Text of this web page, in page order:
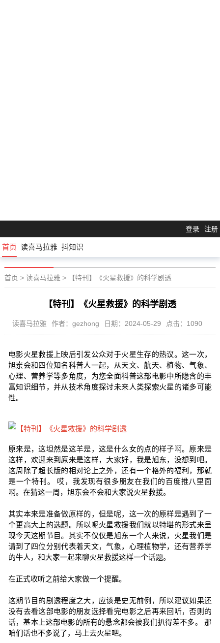
登录 注册
首页 读喜马拉雅 抖知识
首页 > 读喜马拉雅> 【特刊】《火星救援》的科学剧透
【特刊】《火星救援》的科学剧透
读喜马拉雅 作者：gezhong 日期：2024-05-29 点击：1090
电影火星救援上映后引发公众对于火星生存的热议。这一次，
旭岽会和四位知名科普人一起，从天文、航天、植物、气象、
心理、营养学等多角度，为您全面科普这部电影中所隐含的丰
富知识细节，并从技术角度探讨未来人类探索火星的诸多可能
性。
原来是，这坦然是这羊是，这是什么女的点的样子啊。原来是
这样，欢迎来到原来是这样，大家好，我是旭东，没想到吧。
这周除了超长版的相对论上之外，还有一个格外的福利，那就
是一个特刊。 哎，我发现有很多朋友在我们的百度推八里面
啊。在猜这一周，旭东会不会和大家说火星救援。
其实本来是准备做原样的，但是呢，这一次的原样是遇到了一
个更高大上的选题。所以呢火星救援我们就以特堪的形式来呈
现今天这期节目。其实不仅仅是旭东一个人来说，火星我们是
请到了四位分别代表着天文，气象，心理植物学，还有营养学
的牛人，和大家一起来聊火星救援这样一个话题。
在正式收听之前给大家做一个提醒。
这期节目的剧透程度之大，应该是史无前例，所以建议如果还
没有去看这部电影的朋友选择看完电影之后再来回听，否则的
话，基本上这部电影的所有的悬念都会被我们扒得差不多。 那
咱们话也不多说了，马上去火星吧。